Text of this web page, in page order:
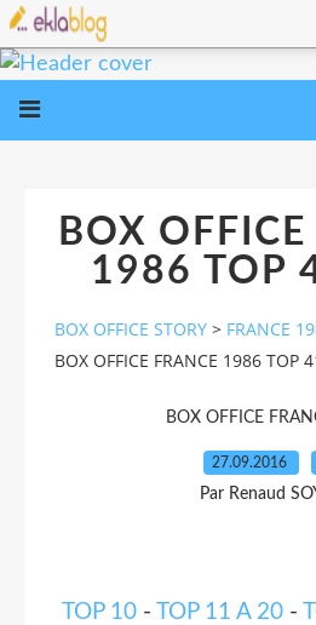
BOX
1986 TOP
BOX OFFICE STORY > FRANCE
BOX OFFICE FRANCE 1986 TOP
BOX OFFICE
27.09.2016
Par Renaud
TOP 10- TOP 11 A 20-